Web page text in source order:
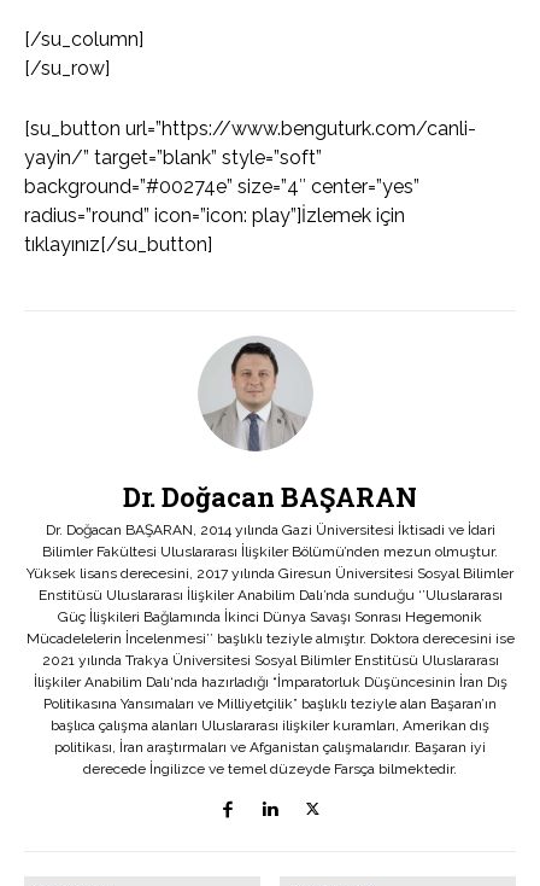
[/su_column]
[/su_row]
[su_button url=”https://www.benguturk.com/canli-
yayin/” target=”blank” style=”soft”
background=”#00274e” size=”4″ center=”yes”
radius=”round” icon=”icon: play”]İzlemek için
tıklayınız[/su_button]
Dr. Doğacan BAŞARAN
Dr. Doğacan BAŞARAN, 2014 yılında Gazi Üniversitesi İktisadi ve İdari
Bilimler Fakültesi Uluslararası İlişkiler Bölümü’nden mezun olmuştur.
Yüksek lisans derecesini, 2017 yılında Giresun Üniversitesi Sosyal Bilimler
Enstitüsü Uluslararası İlişkiler Anabilim Dalı’nda sunduğu ‘’Uluslararası
Güç İlişkileri Bağlamında İkinci Dünya Savaşı Sonrası Hegemonik
Mücadelelerin İncelenmesi’’ başlıklı teziyle almıştır. Doktora derecesini ise
2021 yılında Trakya Üniversitesi Sosyal Bilimler Enstitüsü Uluslararası
İlişkiler Anabilim Dalı‘nda hazırladığı “İmparatorluk Düşüncesinin İran Dış
Politikasına Yansımaları ve Milliyetçilik” başlıklı teziyle alan Başaran’ın
başlıca çalışma alanları Uluslararası ilişkiler kuramları, Amerikan dış
politikası, İran araştırmaları ve Afganistan çalışmalarıdır. Başaran iyi
derecede İngilizce ve temel düzeyde Farsça bilmektedir.